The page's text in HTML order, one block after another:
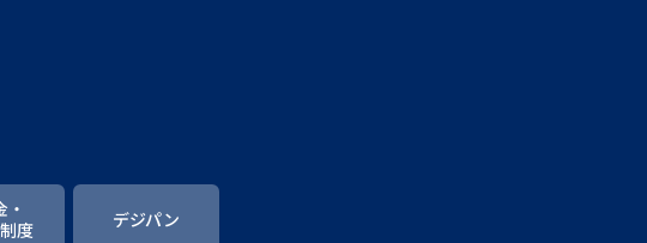
究
・
度
デジパン